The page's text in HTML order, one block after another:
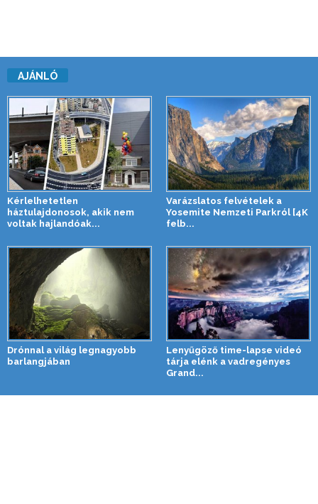
AJÁNLÓ
Kérlelhetetlen
háztulajdonosok, akik nem
voltak hajlandóak...
Varázslatos felvételek a
Yosemite Nemzeti Parkról [4K
felb...
Drónnal a világ legnagyobb
barlangjában
Lenyűgöző time-lapse videó
tárja elénk a vadregényes
Grand...